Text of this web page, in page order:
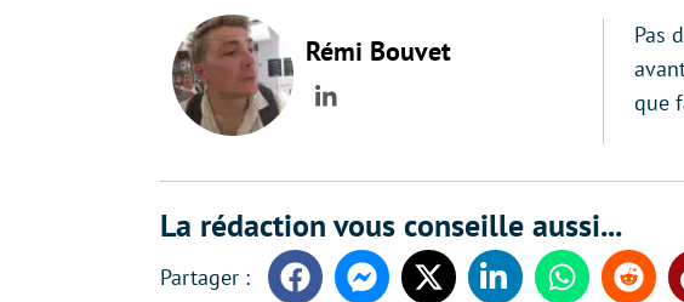
Rémi Bouvet
LinkedIn
Pas
que
La rédaction vous conseille aussi...
FacebookMessengerTwitter LinkedinWhatsappReddit